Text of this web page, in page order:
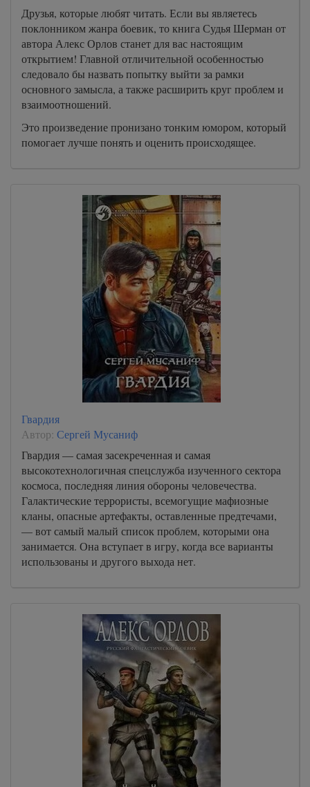
Друзья, которые любят читать. Если вы являетесь
поклонником жанра боевик, то книга Судья Шерман от
автора Алекс Орлов станет для вас настоящим
открытием! Главной отличительной особенностью
следовало бы назвать попытку выйти за рамки
основного замысла, а также расширить круг проблем и
взаимоотношений.
Это произведение пронизано тонким юмором, который
помогает лучше понять и оценить происходящее.
Гвардия
Автор: Сергей Мусаниф
Гвардия — самая засекреченная и самая
высокотехнологичная спецслужба изученного сектора
космоса, последняя линия обороны человечества.
Галактические террористы, всемогущие мафиозные
кланы, опасные артефакты, оставленные предтечами,
— вот самый малый список проблем, которыми она
занимается. Она вступает в игру, когда все варианты
использованы и другого выхода нет.